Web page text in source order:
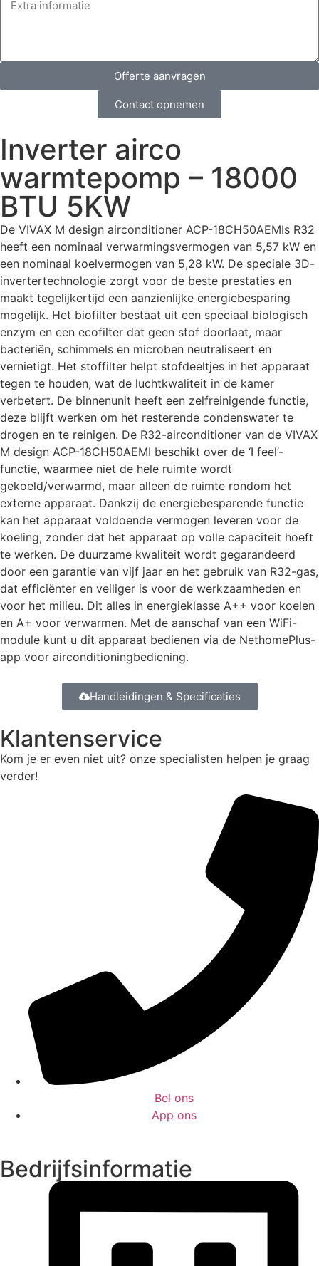
Offerte aanvragen
Contact opnemen
Inverter airco
warmtepomp – 18000
BTU 5KW
De VIVAX M design airconditioner ACP-18CH50AEMIs R32
heeft een nominaal verwarmingsvermogen van 5,57 kW en
een nominaal koelvermogen van 5,28 kW. De speciale 3D-
invertertechnologie zorgt voor de beste prestaties en
maakt tegelijkertijd een aanzienlijke energiebesparing
mogelijk. Het biofilter bestaat uit een speciaal biologisch
enzym en een ecofilter dat geen stof doorlaat, maar
bacteriën, schimmels en microben neutraliseert en
vernietigt. Het stoffilter helpt stofdeeltjes in het apparaat
tegen te houden, wat de luchtkwaliteit in de kamer
verbetert. De binnenunit heeft een zelfreinigende functie,
deze blijft werken om het resterende condenswater te
drogen en te reinigen. De R32-airconditioner van de VIVAX
M design ACP-18CH50AEMI beschikt over de ‘I feel’-
functie, waarmee niet de hele ruimte wordt
gekoeld/verwarmd, maar alleen de ruimte rondom het
externe apparaat. Dankzij de energiebesparende functie
kan het apparaat voldoende vermogen leveren voor de
koeling, zonder dat het apparaat op volle capaciteit hoeft
te werken. De duurzame kwaliteit wordt gegarandeerd
door een garantie van vijf jaar en het gebruik van R32-gas,
dat efficiënter en veiliger is voor de werkzaamheden en
voor het milieu. Dit alles in energieklasse A++ voor koelen
en A+ voor verwarmen. Met de aanschaf van een WiFi-
module kunt u dit apparaat bedienen via de NethomePlus-
app voor airconditioningbediening.
Handleidingen & Specificaties
Klantenservice
Kom je er even niet uit? onze specialisten helpen je graag
verder!
Bel ons
App ons
Bedrijfsinformatie